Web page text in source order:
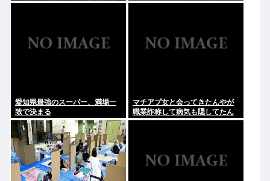
愛知県最強のスーパー、満場一
致で決まる
マチアプ女と会ってきたんやが
職業詐称して病気も隠してたん
やが